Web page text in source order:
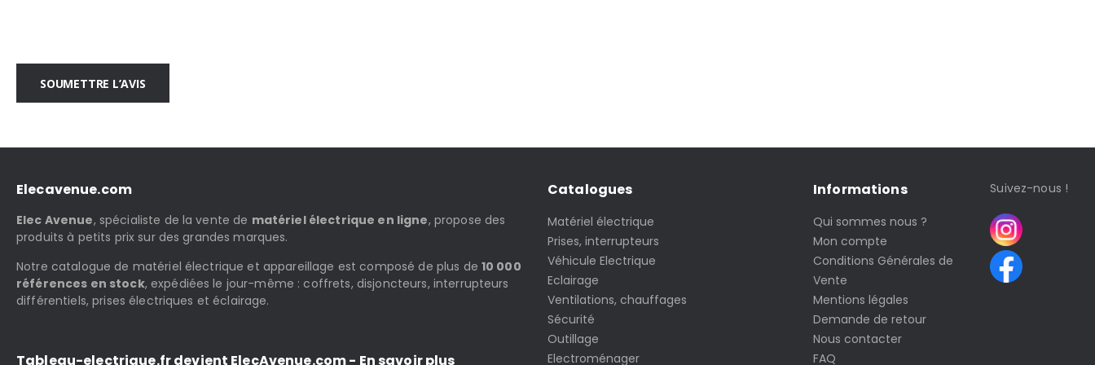
SOUMETTRE L’AVIS
Elecavenue.com
Elec Avenue, spécialiste de la vente de matériel électrique en ligne, propose des
produits à petits prix sur des grandes marques.
Notre catalogue de matériel électrique et appareillage est composé de plus de 10 000
références en stock, expédiées le jour-même : coffrets, disjoncteurs, interrupteurs
différentiels, prises électriques et éclairage.
Tableau-electrique.fr devient ElecAvenue.com - En savoir plus
Catalogues
Matériel électrique
Prises, interrupteurs
Véhicule Electrique
Eclairage
Ventilations, chauffages
Sécurité
Outillage
Electroménager
Informations
Qui sommes nous ?
Mon compte
Conditions Générales de
Vente
Mentions légales
Demande de retour
Nous contacter
FAQ
Suivez-nous !